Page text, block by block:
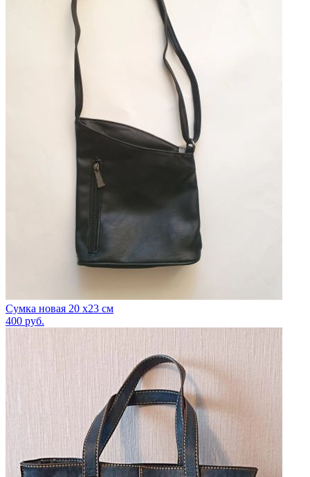
Сумка новая 20 х23 см
400 руб.